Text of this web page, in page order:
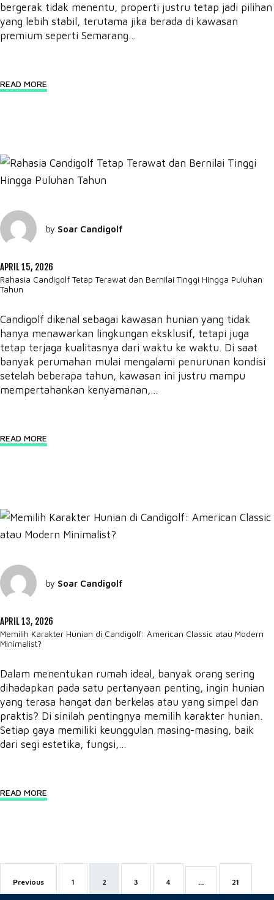
bergerak tidak menentu, properti justru tetap jadi pilihan
yang lebih stabil, terutama jika berada di kawasan
premium seperti Semarang...
READ MORE
by Soar Candigolf
APRIL 15, 2026
Rahasia Candigolf Tetap Terawat dan Bernilai Tinggi Hingga Puluhan
Tahun
Candigolf dikenal sebagai kawasan hunian yang tidak
hanya menawarkan lingkungan eksklusif, tetapi juga
tetap terjaga kualitasnya dari waktu ke waktu. Di saat
banyak perumahan mulai mengalami penurunan kondisi
setelah beberapa tahun, kawasan ini justru mampu
mempertahankan kenyamanan,...
READ MORE
by Soar Candigolf
APRIL 13, 2026
Memilih Karakter Hunian di Candigolf: American Classic atau Modern
Minimalist?
Dalam menentukan rumah ideal, banyak orang sering
dihadapkan pada satu pertanyaan penting, ingin hunian
yang terasa hangat dan berkelas atau yang simpel dan
praktis? Di sinilah pentingnya memilih karakter hunian.
Setiap gaya memiliki keunggulan masing-masing, baik
dari segi estetika, fungsi,...
READ MORE
Previous 1 2 3 4 … 21